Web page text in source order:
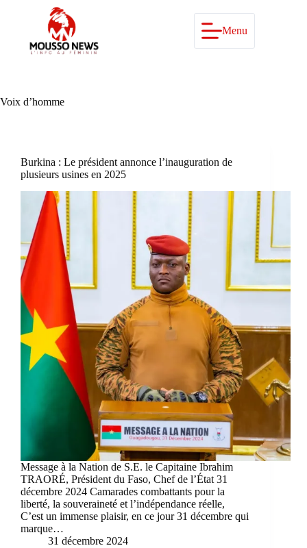
Menu
Voix d’homme
Burkina : Le président annonce l’inauguration de
plusieurs usines en 2025
Message à la Nation de S.E. le Capitaine Ibrahim
TRAORÉ, Président du Faso, Chef de l’État 31
décembre 2024 Camarades combattants pour la
liberté, la souveraineté et l’indépendance réelle,
C’est un immense plaisir, en ce jour 31 décembre qui
marque…
31 décembre 2024